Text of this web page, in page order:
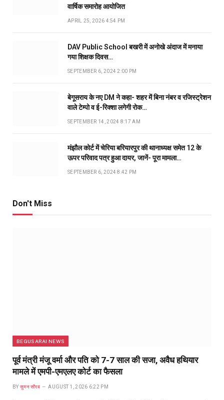
वार्षिक समारोह आयोजित
APRIL 25, 2026 4:54 PM
DAV Public School बखरी में अनोखे अंदाज में मनाया
गया शिक्षक दिवस…
SEPTEMBER 6, 2024 2:00 PM
बेगूसराय के नए DM ने कहा- शहर में बिना नंबर व रजिस्ट्रेशन
वाले टेम्पो व ई-रिक्शा लगेगी रोक…
SEPTEMBER 14, 2024 8:17 AM
मंझौल कोर्ट में चेरिया बरियारपुर की थानाध्यक्ष समेत 12 के
ऊपर परिवाद पत्र हुआ दायर, जानें- पूरा मामला…
SEPTEMBER 6, 2024 8:42 PM
Don't Miss
BEGUSARAI NEWS
पूर्व मंत्री मंजू वर्मा और पति को 7-7 साल की सजा, अवैध हथियार
मामले में एमपी-एमएलए कोर्ट का फैसला
BY सुमन सौरब AUGUST 1, 2026 6:22 PM